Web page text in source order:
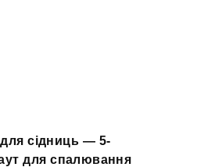
для сідниць — 5-
для спалювання